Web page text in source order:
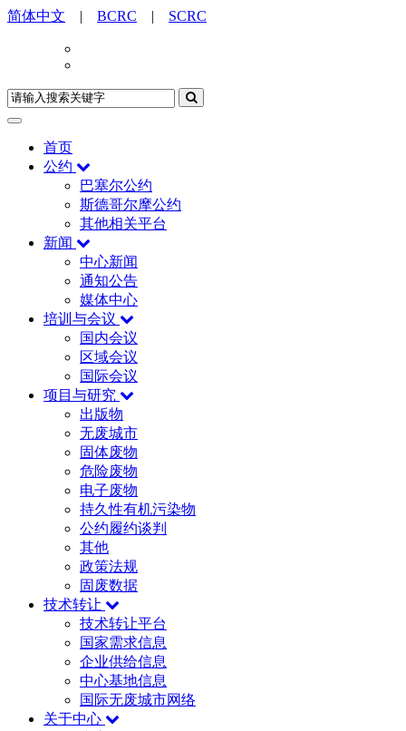
简体中文 | BCRC | SCRC
首页
公约
巴塞尔公约
斯德哥尔摩公约
其他相关平台
新闻
中心新闻
通知公告
媒体中心
培训与会议
国内会议
区域会议
国际会议
项目与研究
出版物
无废城市
固体废物
危险废物
电子废物
持久性有机污染物
公约履约谈判
其他
政策法规
固废数据
技术转让
技术转让平台
国家需求信息
企业供给信息
中心基地信息
国际无废城市网络
关于中心